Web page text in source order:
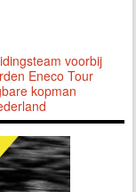
voorbij
Eneco Tour
kopman